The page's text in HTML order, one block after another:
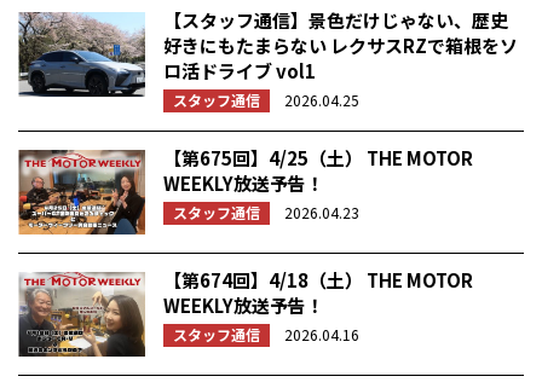
【スタッフ通信】景色だけじゃない、歴史
好きにもたまらない レクサスRZで箱根をソ
ロ活ドライブ vol1
スタッフ通信 2026.04.25
【第675回】4/25（土） THE MOTOR
WEEKLY放送予告！
スタッフ通信 2026.04.23
【第674回】4/18（土） THE MOTOR
WEEKLY放送予告！
スタッフ通信 2026.04.16